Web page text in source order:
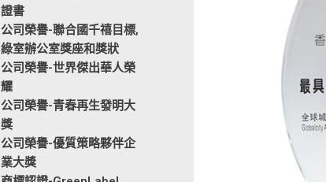
證書
公司榮譽-聯合國千禧目標,
綠室辦公室獎座和獎狀
公司榮譽-世界傑出華人榮
耀
公司榮譽-青春再生發明大
獎
公司榮譽-優質策略夥伴企
業大獎